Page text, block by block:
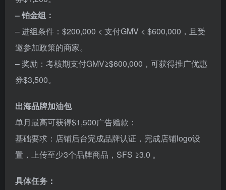
– 铂金组：
– 进组条件：$200,000 < 支付GMV < $600,000，且受
邀参加政策的商家。
– 奖励：考核期支付GMV≥$600,000，可获得推广优惠
券$3,500。
出海品牌加油包
单月最高可获得$1,500广告赠款：
基础要求：店铺后台完成品牌认证，完成店铺logo设
置，上传至少3个品牌商品，SFS ≥3.0 。
具体任务：